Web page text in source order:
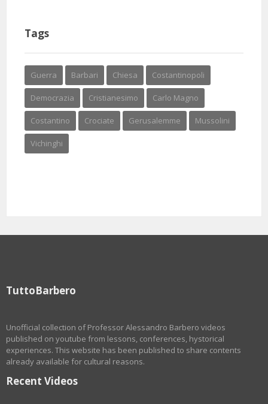
Tags
Guerra Barbari Chiesa Costantinopoli
Democrazia Cristianesimo Carlo Magno
Costantino Crociate Gerusalemme Mussolini
Vichinghi
TuttoBarbero
Unofficial collection of Professor Alessandro Barbero videos
published on youtube from lessons, conferences, hystorical
experiences. This website has been published to share contents
already available for cultural reasons.
Recent Videos